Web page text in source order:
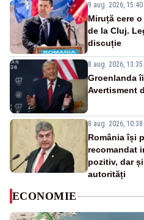
9 aug. 2026, 15:40
Miruță cere
de la Cluj.
discuție
8 aug. 2026, 13:35
Groenlanda
Avertisment
8 aug. 2026, 10:38
România își
recomandat
pozitiv, dar
autorități
ECONOMIE